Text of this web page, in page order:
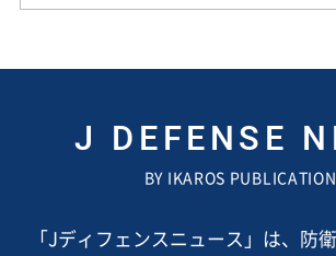
J DEFENSE
BY IKAROS
「Jディフェンスニュース」は、防